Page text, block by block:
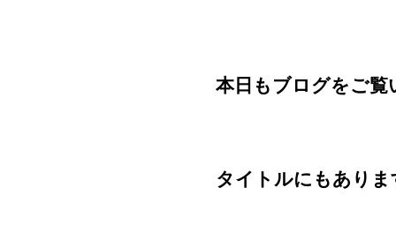
本日もブログをご
タイトルにもありま